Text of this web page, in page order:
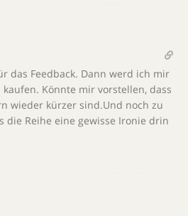
das Feedback. Dann werd ich mir
Könnte mir vorstellen, dass
wieder kürzer sind.Und noch zu
die Reihe eine gewisse Ironie drin